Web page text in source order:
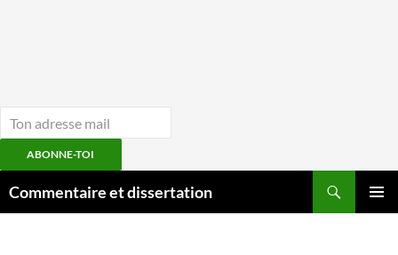
ABONNE-TOI
auCommentaire et dissertation